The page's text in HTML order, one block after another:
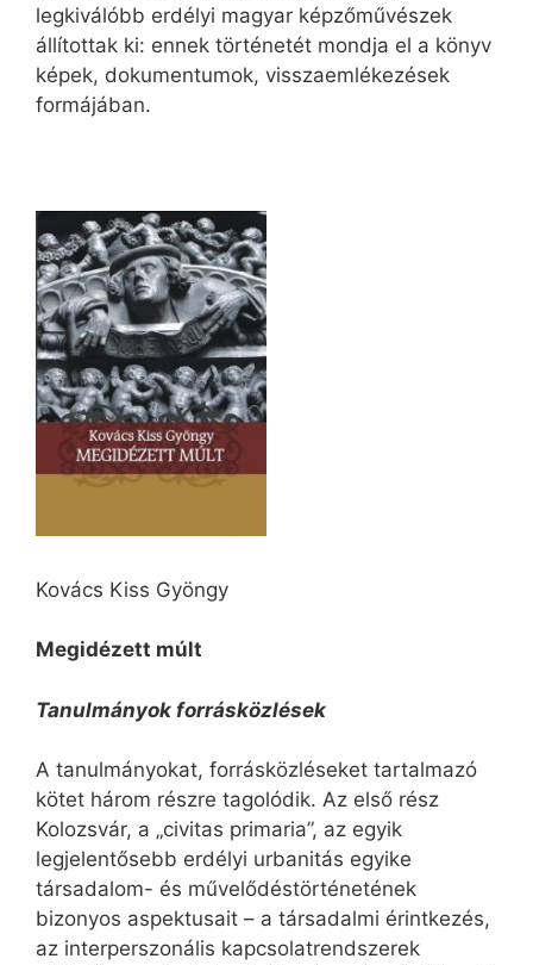
legkiválóbb erdélyi magyar képzőművészek
állítottak ki: ennek történetét mondja el a könyv
képek, dokumentumok, visszaemlékezések
formájában.
Kovács Kiss Gyöngy
Megidézett múlt
Tanulmányok forrásközlések
A tanulmányokat, forrásközléseket tartalmazó
kötet három részre tagolódik. Az első rész
Kolozsvár, a „civitas primaria”, az egyik
legjelentősebb erdélyi urbanitás egyike
társadalom- és művelődéstörténetének
bizonyos aspektusait – a társadalmi érintkezés,
az interperszonális kapcsolatrendszerek